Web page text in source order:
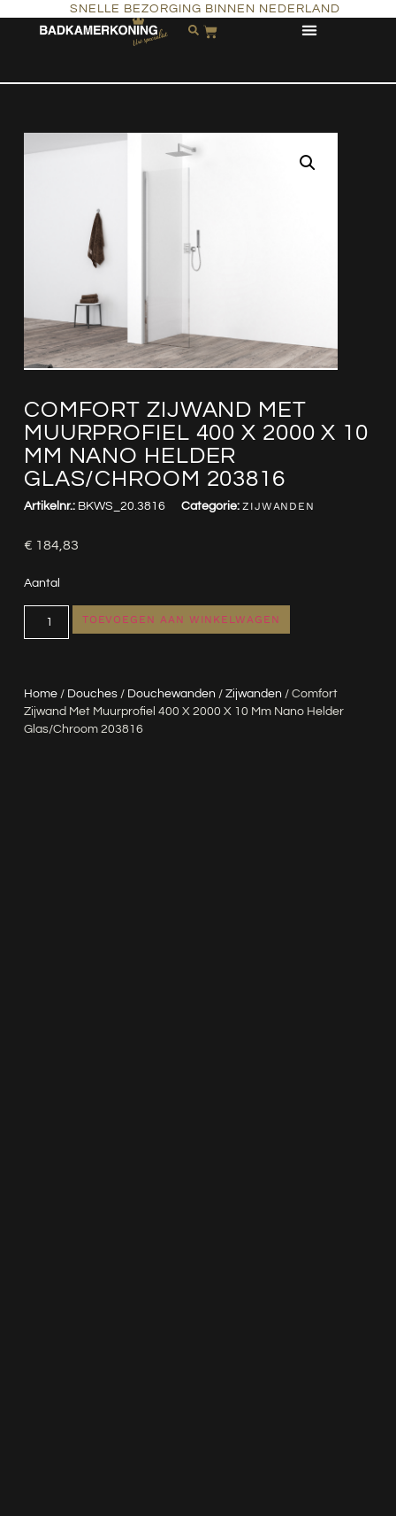
SNELLE BEZORGING BINNEN NEDERLAND
COMFORT ZIJWAND MET
MUURPROFIEL 400 X 2000 X 10
MM NANO HELDER
GLAS/CHROOM 203816
Home/ Douches/ Douchewanden / Zijwanden / Comfort
Zijwand Met Muurprofiel 400 X 2000 X 10 Mm Nano Helder
Glas/chroom 203816
Artikelnr.: BKWS_20.3816 Categorie: ZIJWANDEN
€ 184,83
Aantal
TOEVOEGEN AAN WINKELWAGEN